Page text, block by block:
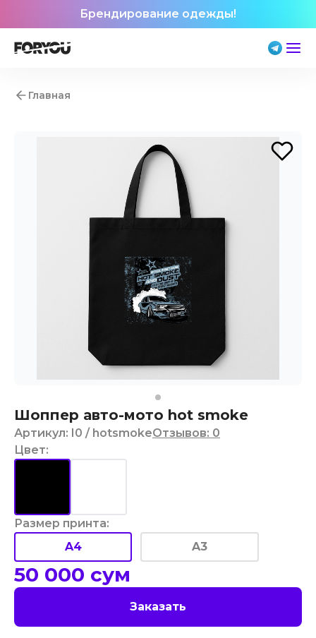
Брендирование одежды!
Главная
Шоппер авто-мото hot smoke
Артикул: I0 / hotsmokeОтзывов: 0
Цвет:
Размер принта:
A4
A3
50 000 сум
Заказать